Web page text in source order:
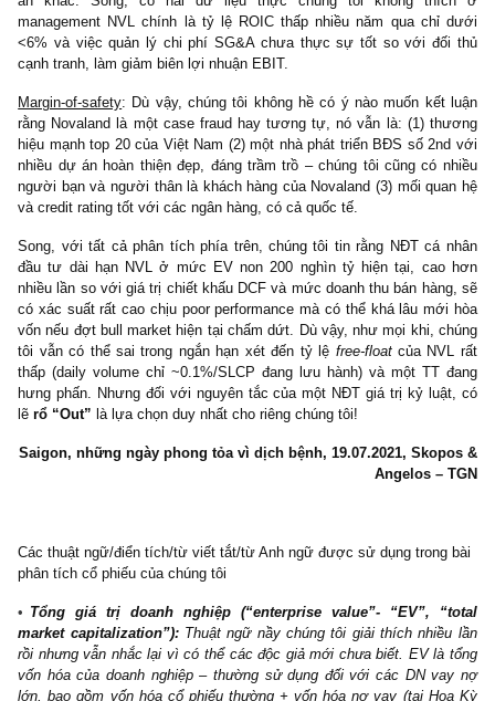
overvaluation của NVL, chúng tôi không có chứng cứ cũng
rằng không fair khi đề cập tới các lời đồn đại (scuttlebutt) về đời
nhân, vụ án truy tố hình sự trong quá khứ hay các vấn đề pháp
án khác. Song, có hai dữ liệu thực chúng tôi không